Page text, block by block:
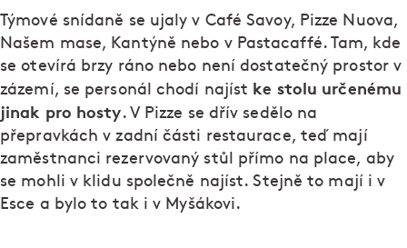
Týmové snídaně se ujaly v Café Savoy, Pizze Nuova,
Našem mase, Kantýně nebo v Pastacaffé. Tam, kde
se otevírá brzy ráno nebo není dostatečný prostor v
zázemí, se personál chodí najíst ke stolu určenému
jinak pro hosty. V Pizze se dřív sedělo na
přepravkách v zadní části restaurace, teď mají
zaměstnanci rezervovaný stůl přímo na place, aby
se mohli v klidu společně najíst. Stejně to mají i v
Esce a bylo to tak i v Myšákovi.